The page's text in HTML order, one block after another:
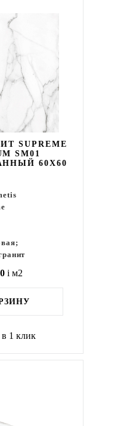
SUPREME
SM01
60X60
i м2
1 клик